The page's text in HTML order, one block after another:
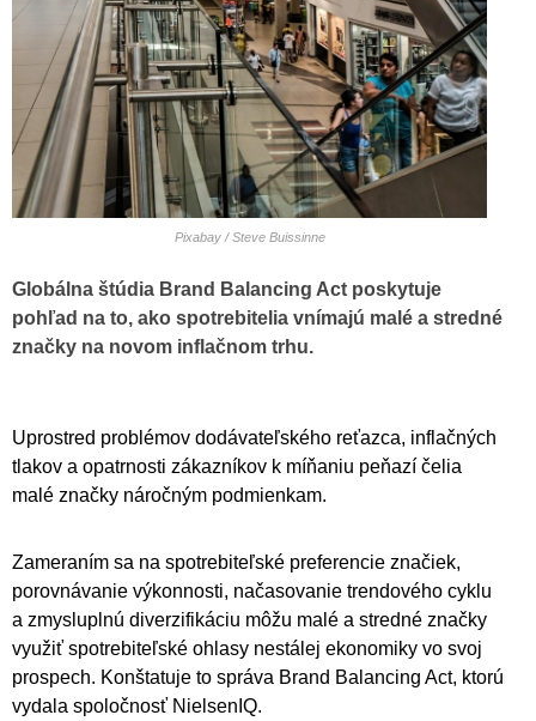
Pixabay / Steve Buissinne
Globálna štúdia Brand Balancing Act poskytuje
pohľad na to, ako spotrebitelia vnímajú malé a stredné
značky na novom inflačnom trhu.
Uprostred problémov dodávateľského reťazca, inflačných
tlakov a opatrnosti zákazníkov k míňaniu peňazí čelia
malé značky náročným podmienkam.
Zameraním sa na spotrebiteľské preferencie značiek,
porovnávanie výkonnosti, načasovanie trendového cyklu
a zmysluplnú diverzifikáciu môžu malé a stredné značky
využiť spotrebiteľské ohlasy nestálej ekonomiky vo svoj
prospech. Konštatuje to správa Brand Balancing Act, ktorú
vydala spoločnosť NielsenIQ.